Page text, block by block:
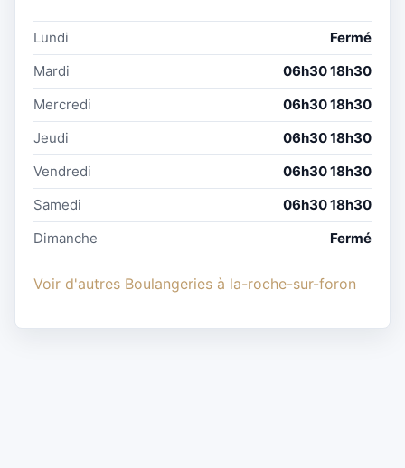
Lundi
Fermé
Mardi
06h30 18h30
Mercredi
06h30 18h30
Jeudi
06h30 18h30
Vendredi
06h30 18h30
Samedi
06h30 18h30
Dimanche
Fermé
Voir d'autres Boulangeries à la-roche-sur-foron